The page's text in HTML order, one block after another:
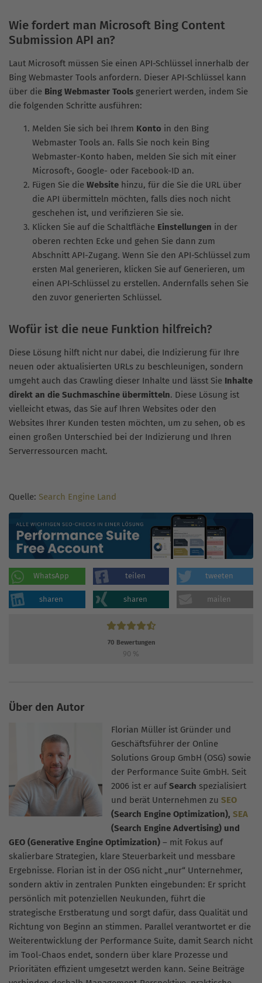
Wie fordert man Microsoft Bing Content
Submission API an?
Laut Microsoft müssen Sie einen API-Schlüssel innerhalb der
Bing Webmaster Tools anfordern. Dieser API-Schlüssel kann
über die Bing Webmaster Tools generiert werden, indem Sie
die folgenden Schritte ausführen:
Melden Sie sich bei Ihrem Konto in den Bing
Webmaster Tools an. Falls Sie noch kein Bing
Webmaster-Konto haben, melden Sie sich mit einer
Microsoft-, Google- oder Facebook-ID an.
Fügen Sie die Website hinzu, für die Sie die URL über
die API übermitteln möchten, falls dies noch nicht
geschehen ist, und verifizieren Sie sie.
Klicken Sie auf die Schaltfläche Einstellungen in der
oberen rechten Ecke und gehen Sie dann zum
Abschnitt API-Zugang. Wenn Sie den API-Schlüssel zum
ersten Mal generieren, klicken Sie auf Generieren, um
einen API-Schlüssel zu erstellen. Andernfalls sehen Sie
den zuvor generierten Schlüssel.
Wofür ist die neue Funktion hilfreich?
Diese Lösung hilft nicht nur dabei, die Indizierung für Ihre
neuen oder aktualisierten URLs zu beschleunigen, sondern
umgeht auch das Crawling dieser Inhalte und lässt Sie Inhalte
direkt an die Suchmaschine übermitteln. Diese Lösung ist
vielleicht etwas, das Sie auf Ihren Websites oder den
Websites Ihrer Kunden testen möchten, um zu sehen, ob es
einen großen Unterschied bei der Indizierung und Ihren
Serverressourcen macht.
Quelle: Search Engine Land
WhatsApp teilen tweeten
sharen sharen mailen
70 Bewertungen
90 %
Über den Autor
Florian Müller ist Gründer und
Geschäftsführer der Online
Solutions Group GmbH (OSG) sowie
der Performance Suite GmbH. Seit
2006 ist er aufSearch spezialisiert
und berät Unternehmen zu SEO
(Search Engine Optimization), SEA
(Search Engine Advertising) und
GEO (Generative Engine Optimization) – mit Fokus auf
skalierbare Strategien, klare Steuerbarkeit und messbare
Ergebnisse. Florian ist in der OSG nicht „nur“ Unternehmer,
sondern aktiv in zentralen Punkten eingebunden: Er spricht
persönlich mit potenziellen Neukunden, führt die
strategische Erstberatung und sorgt dafür, dass Qualität und
Richtung von Beginn an stimmen. Parallel verantwortet er die
Weiterentwicklung der Performance Suite, damit Search nicht
im Tool-Chaos endet, sondern über klare Prozesse und
Prioritäten effizient umgesetzt werden kann. Seine Beiträge